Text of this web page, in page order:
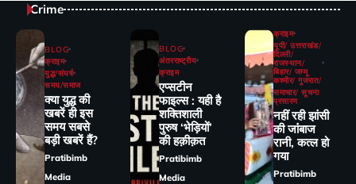
Crime
BLOG
क्राइम
युद्ध/संघर्ष
समय/समाज
क्या युद्ध की
खबरें ही इस
समय सबसे
बड़ी खबरें हैं?
Pratibimb
Media
BLOG
अंतरराष्ट्रीय
क्राइम
एप्सटीन
फाइल्स : यही है
शक्तिशाली
पुरुष ‘भेड़ियों’
की हक़ीक़त
Pratibimb
Media
क्राइम
यूपी/ उत्तराखंड/
दिल्ली/
राजस्थान/
बिहार/ जम्मू
कश्मीर/ गुजरात/
समाचार/ सूचना
प्रसारण
नहीं रही झांसी
की जांंबाज
रानी, कत्‍ल हो
गया
Pratibimb